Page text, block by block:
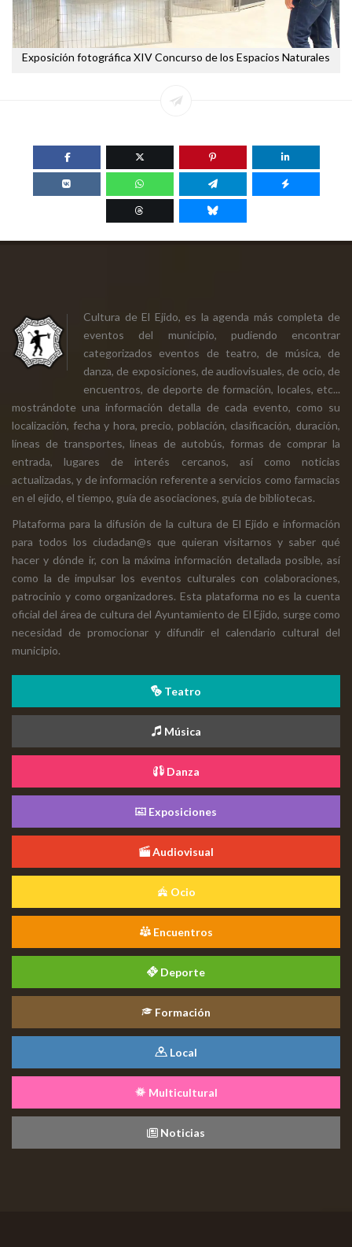
Exposición fotográfica XIV Concurso de los Espacios Naturales
Cultura de El Ejido, es la agenda más completa de
eventos del municipio, pudiendo encontrar
categorizados eventos de teatro, de música, de
danza, de exposiciones, de audiovisuales, de ocio, de
encuentros, de deporte de formación, locales, etc...
mostrándote una información detalla de cada evento, como su
localización, fecha y hora, precio, población, clasificación, duración,
líneas de transportes, líneas de autobús, formas de comprar la
entrada, lugares de interés cercanos, así como noticias
actualizadas, y de información referente a servicios como farmacias
en el ejido, el tiempo, guía de asociaciones, guía de bibliotecas.
Plataforma para la difusión de la cultura de El Ejido e información
para todos los ciudadan@s que quieran visitarnos y saber qué
hacer y dónde ir, con la máxima información detallada posible, así
como la de impulsar los eventos culturales con colaboraciones,
patrocinio y como organizadores. Esta plataforma no es la cuenta
oficial del área de cultura del Ayuntamiento de El Ejido, surge como
necesidad de promocionar y difundir el calendario cultural del
municipio.
Teatro
Música
Danza
Exposiciones
Audiovisual
Ocio
Encuentros
Deporte
Formación
Local
Multicultural
Noticias